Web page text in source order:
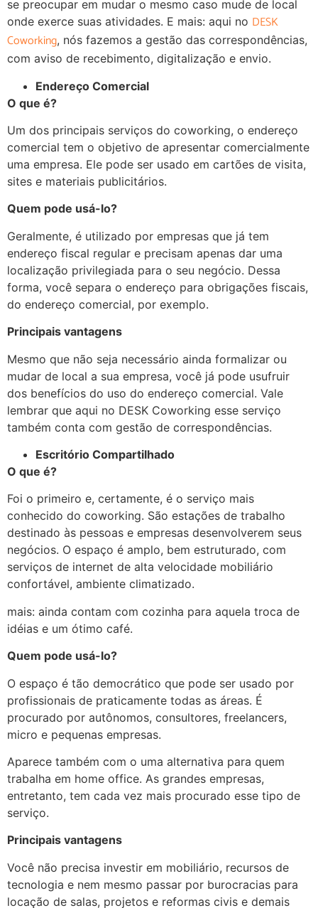
se preocupar em mudar o mesmo caso mude de local
onde exerce suas atividades. E mais: aqui no DESK
Coworking, nós fazemos a gestão das correspondências,
com aviso de recebimento, digitalização e envio.
Endereço Comercial
O que é?
Um dos principais serviços do coworking, o endereço
comercial tem o objetivo de apresentar comercialmente
uma empresa. Ele pode ser usado em cartões de visita,
sites e materiais publicitários.
Quem pode usá-lo?
Geralmente, é utilizado por empresas que já tem
endereço fiscal regular e precisam apenas dar uma
localização privilegiada para o seu negócio. Dessa
forma, você separa o endereço para obrigações fiscais,
do endereço comercial, por exemplo.
Principais vantagens
Mesmo que não seja necessário ainda formalizar ou
mudar de local a sua empresa, você já pode usufruir
dos benefícios do uso do endereço comercial. Vale
lembrar que aqui no DESK Coworking esse serviço
também conta com gestão de correspondências.
Escritório Compartilhado
O que é?
Foi o primeiro e, certamente, é o serviço mais
conhecido do coworking. São estações de trabalho
destinado às pessoas e empresas desenvolverem seus
negócios. O espaço é amplo, bem estruturado, com
serviços de internet de alta velocidade mobiliário
confortável, ambiente climatizado.
mais: ainda contam com cozinha para aquela troca de
idéias e um ótimo café.
Quem pode usá-lo?
O espaço é tão democrático que pode ser usado por
profissionais de praticamente todas as áreas. É
procurado por autônomos, consultores, freelancers,
micro e pequenas empresas.
Aparece também com o uma alternativa para quem
trabalha em home office. As grandes empresas,
entretanto, tem cada vez mais procurado esse tipo de
serviço.
Principais vantagens
Você não precisa investir em mobiliário, recursos de
tecnologia e nem mesmo passar por burocracias para
locação de salas, projetos e reformas civis e demais